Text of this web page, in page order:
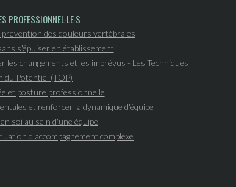
PROFESSIONNEL·LE·S
des douleurs vertébrales
s'épuiser en établissement
les changements et les imprévus - Les Techniques
du Potentiel (TOP)
et posture professionnelle
et renforcer la dynamique d'équipe
soi au sein d'une équipe
d'accompagnement complexe